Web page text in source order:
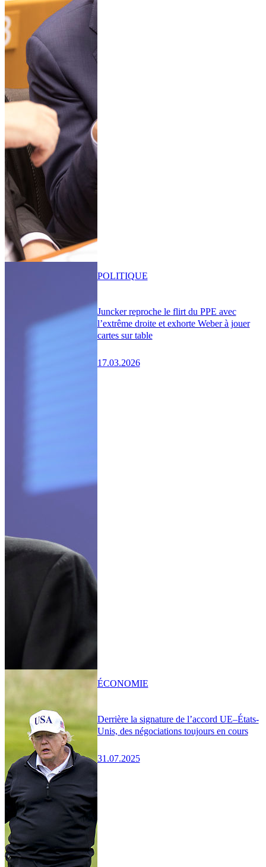
Juncker reproche le flirt du PPE avec
l’extrême droite et exhorte Weber à jouer
cartes sur table
17.03.2026
POLITIQUE
Derrière la signature de l’accord UE–États-
Unis, des négociations toujours en cours
31.07.2025
ÉCONOMIE